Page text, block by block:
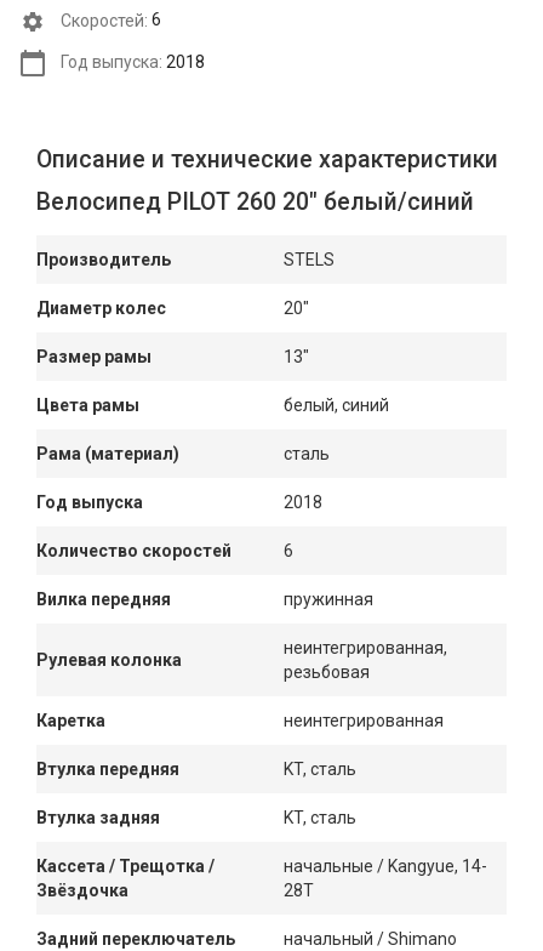
Cкоростей: 6
Год выпуска: 2018
Описание и технические характеристики
Велосипед PILOT 260 20" белый/синий
Производитель STELS
Диаметр колес 20"
Размер рамы 13"
Цвета рамы белый, синий
Рама (материал) сталь
Год выпуска 2018
Количество скоростей 6
Вилка передняя пружинная
Рулевая колонка
неинтегрированная,
резьбовая
Каретка неинтегрированная
Втулка передняя KT, сталь
Втулка задняя KT, сталь
Кассета / Трещотка /
Звёздочка
начальные / Kangyue, 14-
28T
Задний переключатель
начальный / Shimano